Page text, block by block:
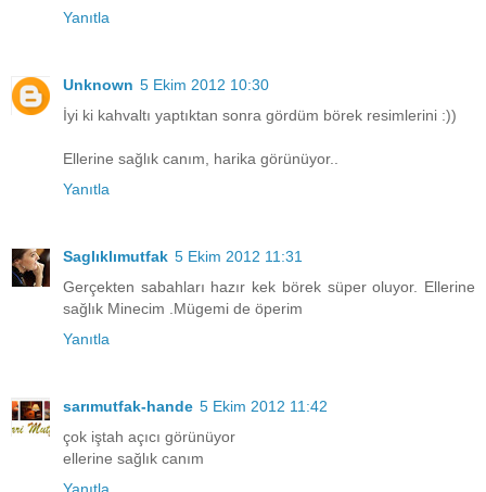
Yanıtla
Unknown 5 Ekim 2012 10:30
İyi ki kahvaltı yaptıktan sonra gördüm börek resimlerini :))
Ellerine sağlık canım, harika görünüyor..
Yanıtla
Saglıklımutfak 5 Ekim 2012 11:31
Gerçekten sabahları hazır kek börek süper oluyor. Ellerine
sağlık Minecim .Mügemi de öperim
Yanıtla
sarımutfak-hande 5 Ekim 2012 11:42
çok iştah açıcı görünüyor
ellerine sağlık canım
Yanıtla